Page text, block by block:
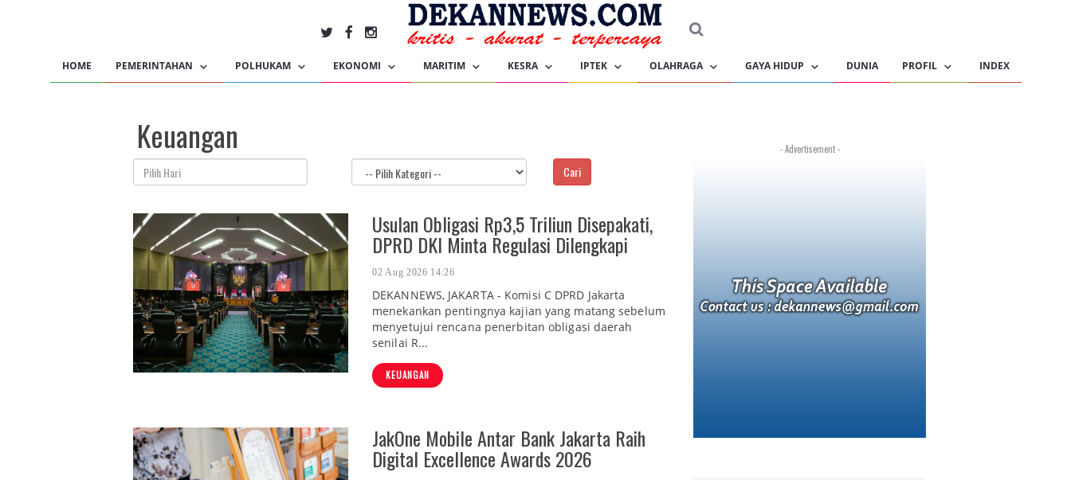
HOME PEMERINTAHAN POLHUKAM EKONOMI MARITIM KESRA IPTEK OLAHRAGA GAYA HIDUP DUNIA PROFIL INDEX
Keuangan
Cari
Usulan Obligasi Rp3,5 Triliun Disepakati,
DPRD DKI Minta Regulasi Dilengkapi
02 Aug 2026 14:26
DEKANNEWS, JAKARTA - Komisi C DPRD Jakarta
menekankan pentingnya kajian yang matang sebelum
menyetujui rencana penerbitan obligasi daerah
senilai R...
KEUANGAN
JakOne Mobile Antar Bank Jakarta Raih
Digital Excellence Awards 2026
- Advertisement -